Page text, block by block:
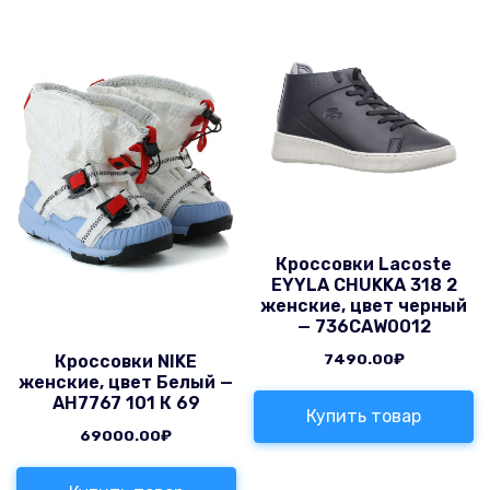
Кроссовки NIKE
женские, цвет Белый —
AH7767 101 К 69
69000.00₽
Кроссовки Lacoste
EYYLA CHUKKA 318 2
женские, цвет черный
— 736CAW0012
7490.00₽
Купить товар